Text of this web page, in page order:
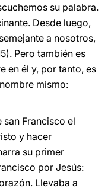
su palabra.
Desde luego,
a nosotros,
Pero también es
en él y, por tanto, es
mismo:
san Francisco el
y hacer
su primer
por Jesús:
Llevaba a